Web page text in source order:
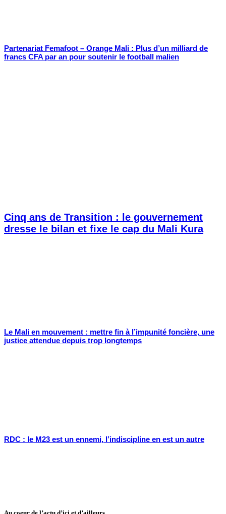
Partenariat Femafoot – Orange Mali : Plus d’un milliard de
francs CFA par an pour soutenir le football malien
Cinq ans de Transition : le gouvernement
dresse le bilan et fixe le cap du Mali Kura
Le Mali en mouvement : mettre fin à l’impunité foncière, une
justice attendue depuis trop longtemps
RDC : le M23 est un ennemi, l’indiscipline en est un autre